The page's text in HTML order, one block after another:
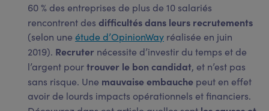
60 % des entreprises de plus de 10 salariés
rencontrent des difficultés dans leurs recrutements
(selon une étude d’OpinionWay réalisée en juin
2019). Recruter nécessite d’investir du temps et de
l’argent pourtrouver le bon candidat, et n’est pas
sans risque. Une mauvaise embauche peut en effet
avoir de lourds impacts opérationnels et financiers.